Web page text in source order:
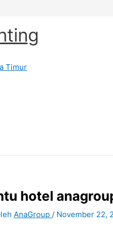
Timur
hotel
AnaGroup / November 22,